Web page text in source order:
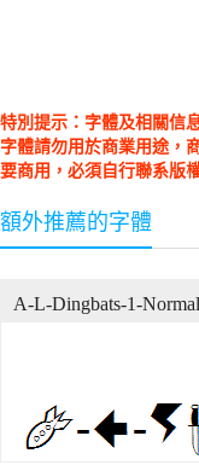
特別提示：字體及相關信
字體請勿用於商業用途，
要商用，必須自行聯系版
額外推薦的字體
A-L-Dingbats-1-